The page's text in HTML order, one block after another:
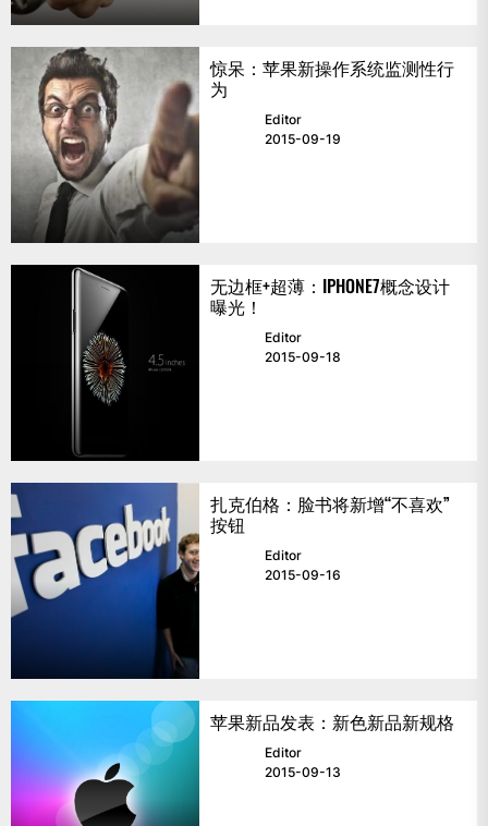
惊呆：苹果新操作系统监测性行
为
Editor
2015-09-19
无边框+超薄：IPHONE7概念设计
曝光！
Editor
2015-09-18
扎克伯格：脸书将新增“不喜欢”
按钮
Editor
2015-09-16
苹果新品发表：新色新品新规格
Editor
2015-09-13